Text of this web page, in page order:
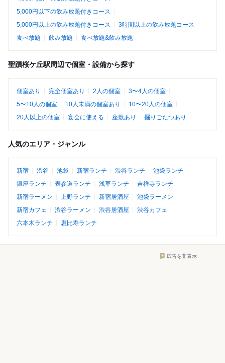
5,000円以下の飲み放題付きコース
5,000円以上の飲み放題付きコース
3時間以上の飲み放題コース
食べ放題
飲み放題 食べ放題&飲み放題
聖蹟桜ケ丘駅周辺で個室・設備から探す
個室あり 完全個室あり 2人の個室
3〜4人の個室
5〜10人の個室
10人未満の個室あり
10〜20人の個室
20人以上の個室
宴会に使える 座敷あり 掘りごたつあり
人気のエリア・ジャンル
新宿 渋谷 池袋 新宿ランチ 渋谷ランチ
池袋ランチ
銀座ランチ
表参道ランチ 浅草ランチ
吉祥寺ランチ
新宿ラーメン
上野ランチ 新宿居酒屋
池袋ラーメン
新宿カフェ
渋谷ラーメン 渋谷居酒屋
渋谷カフェ
六本木ランチ
恵比寿ランチ
広告を非表示